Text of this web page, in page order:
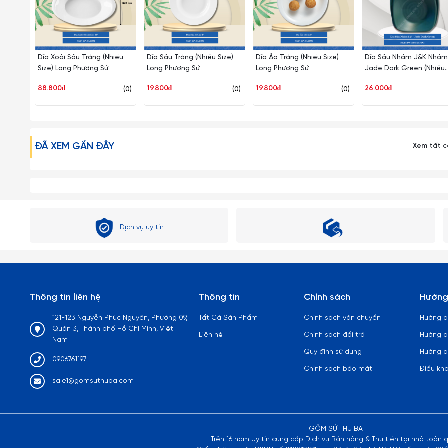
Dĩa Xoài Sâu Trắng (Nhiều
Size) Long Phương Sứ
(0)
88.800₫
Dĩa Sâu Trắng (Nhiều Size)
Long Phương Sứ
(0)
19.800₫
Dĩa Ảo Trắng (Nhiều Size)
Long Phương Sứ
(0)
19.800₫
Dĩa Sâu Nhám J&K Nhám
Jade Dark Green (Nhiều
26.000₫
ĐÃ XEM GẦN ĐÂY Xem tất
Dịch vụ uy tín
Thông tin liên hệ
121-123 Nguyễn Phúc Nguyên, Phường 09,
Quận 3, Thành phố Hồ Chí Minh, Việt
Nam
0906761197
sale1@gomsuthuba.com
Thông tin
Tất Cả Sản Phẩm
Liên hệ
Chính sách
Chính sách vận chuyển
Chính sách đổi trả
Quy định sử dụng
Chính sách bảo mật
Hướng
Hướng
Hướng
Điều
GỐM SỨ THU BA
Trên 16 năm Uy tín cung cấp Dịch vụ Bán hàng & Thu tiền tại nhà toàn